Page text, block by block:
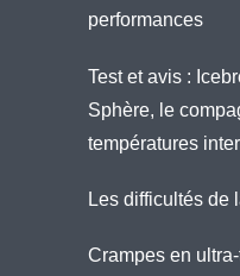
performances
Test et avis :
Sphère, le
températures
Les difficultés de
Crampes en